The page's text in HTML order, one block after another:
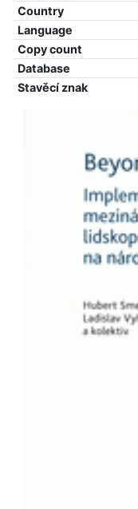
Country
Language
Copy count
Database
Stavěcí znak